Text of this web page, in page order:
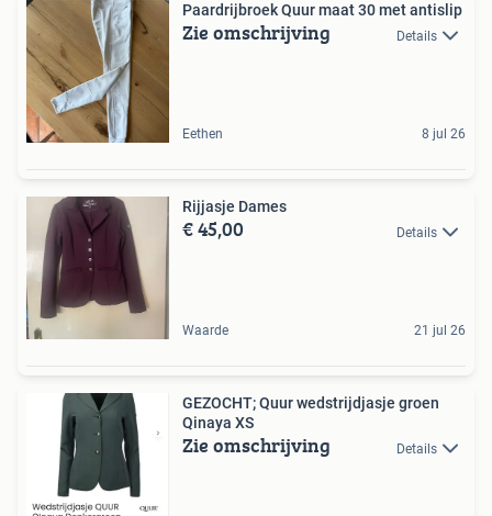
Paardrijbroek Quur maat 30 met antislip
Zie omschrijving Details
Eethen 8 jul 26
Rijjasje Dames
€ 45,00 Details
Waarde 21 jul 26
GEZOCHT; Quur wedstrijdjasje groen
Qinaya XS
Zie omschrijving Details